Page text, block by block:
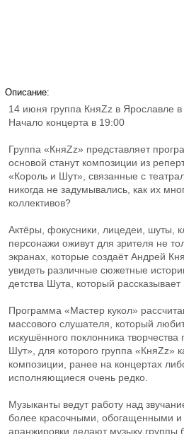
Описание:
14 июня группа КняZz в Ярославле
Начало концерта в 19:00
Группа «КняZz» представляет
основой станут композиции из
«Король и Шут», связанные с
никогда не задумывались, как их
коллективов?
Актёры, фокусники, лицедеи, шуты,
персонажи оживут для зрителя не
экранах, которые создаёт Андрей
увидеть различные сюжетные
детства Шута, который
Программа «Мастер кукол»
массового слушателя, который
искушённого поклонника
Шут», для которого группа «КняZz»
композиции, ранее на концертах
исполняющиеся очень редко.
Музыканты ведут работу над
более красочными, обогащенными и
аранжировки делают музыку группы